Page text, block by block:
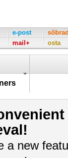
e-post
mail+
osta
a new